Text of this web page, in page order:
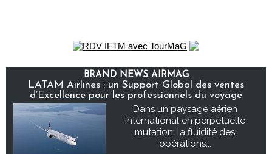
BRAND NEWS AIRMAG
LATAM Airlines : un Support Global des ventes
d’Excellence pour les professionnels du voyage
Dans un paysage aérien
international en perpétuelle
mutation, la fluidité des
opérations...